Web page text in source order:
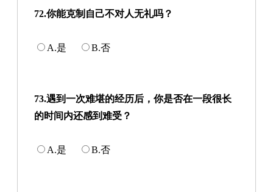
72.你能克制自己不对人无礼吗？
A.是 B.否
73.遇到一次难堪的经历后，你是否在一段很长
的时间内还感到难受？
A.是 B.否